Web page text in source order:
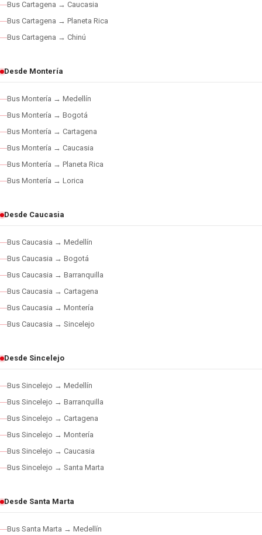
Bus Cartagena → Caucasia
Bus Cartagena → Planeta Rica
Bus Cartagena → Chinú
Desde Montería
Bus Montería → Medellín
Bus Montería → Bogotá
Bus Montería → Cartagena
Bus Montería → Caucasia
Bus Montería → Planeta Rica
Bus Montería → Lorica
Desde Caucasia
Bus Caucasia → Medellín
Bus Caucasia → Bogotá
Bus Caucasia → Barranquilla
Bus Caucasia → Cartagena
Bus Caucasia → Montería
Bus Caucasia → Sincelejo
Desde Sincelejo
Bus Sincelejo → Medellín
Bus Sincelejo → Barranquilla
Bus Sincelejo → Cartagena
Bus Sincelejo → Montería
Bus Sincelejo → Caucasia
Bus Sincelejo → Santa Marta
Desde Santa Marta
Bus Santa Marta → Medellín